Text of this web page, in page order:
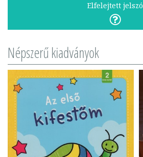
Elfelejtett jelszó
Népszerű kiadványok